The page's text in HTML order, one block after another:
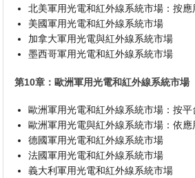
北美軍用光電和紅外線系統市場：按
美國軍用光電和紅外線系統市場
加拿大軍用光電與紅外線系統市場
墨西哥軍用光電和紅外線系統市場
第10章：歐洲軍用光電和紅外線系統市場
歐洲軍用光電和紅外線系統市場：按平
歐洲軍用光電與紅外線系統市場：依
德國軍用光電和紅外線系統市場
法國軍用光電和紅外線系統市場
義大利軍用光電和紅外線系統市場